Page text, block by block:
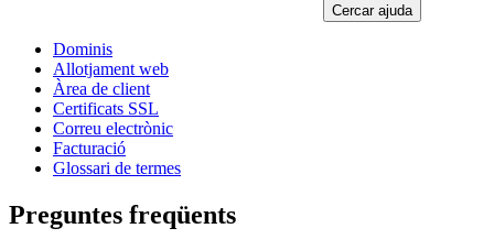
Cercar ajuda
Dominis
Allotjament web
Àrea de client
Certificats SSL
Correu electrònic
Facturació
Glossari de termes
Preguntes freqüents